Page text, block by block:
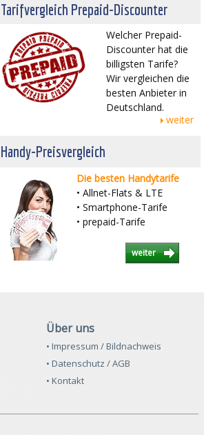
Tarifvergleich Prepaid-Discounter
Welcher Prepaid-
Discounter hat die
billigsten Tarife?
Wir vergleichen die
besten Anbieter in
Deutschland.
weiter
Handy-Preisvergleich
Die besten Handytarife
• Allnet-Flats & LTE
• Smartphone-Tarife
• prepaid-Tarife
weiter
Über uns
• Impressum / Bildnachweis
• Datenschutz / AGB
• Kontakt